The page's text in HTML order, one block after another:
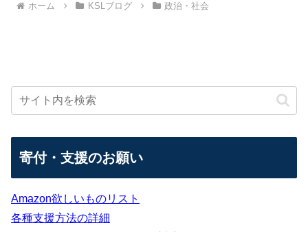
ホーム KSLブログ 政治・社会
寄付・支援のお願い
Amazon欲しいものリスト
各種支援方法の詳細